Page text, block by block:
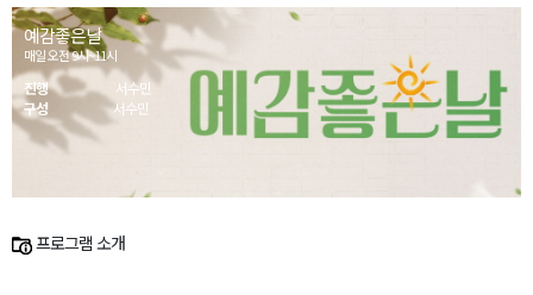
예감좋은날
매일 오전 9시~11시
진행
서수민
구성
서수민
프로그램 소개